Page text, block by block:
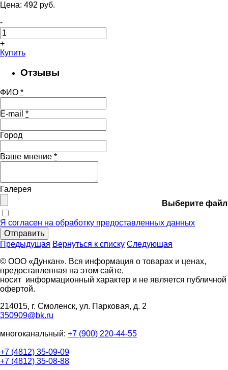
Цена: 492 pуб.
-
+
Купить
Отзывы
ФИО *
E-mail *
Город
Ваше мнение *
Галерея
Выберите файл
Я согласен на обработку предоставленных данных
Отправить
Предыдущая Вернуться к списку Следующая
© ООО «Дункан». Вся информация о товарах и ценах,
предоставленная на этом сайте,
носит информационный характер и не является публичной
офертой.
214015, г. Смоленск, ул. Парковая, д. 2
350909@bk.ru
многоканальный: +7 (900) 220-44-55
+7 (4812) 35-09-09
+7 (4812) 35-08-88